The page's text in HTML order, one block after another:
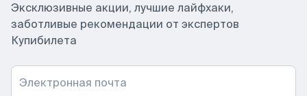
Эксклюзивные акции, лучшие лайфхаки,
заботливые рекомендации от экспертов
Купибилета
Электронная почта